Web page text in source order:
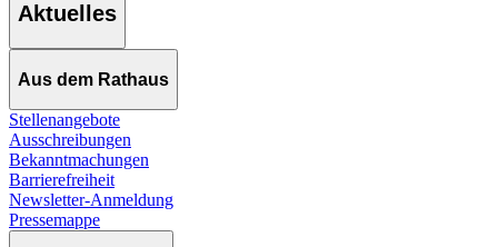
Aktuelles
Aus dem Rathaus
Stellenangebote
Ausschreibungen
Bekanntmachungen
Barrierefreiheit
Newsletter-Anmeldung
Pressemappe